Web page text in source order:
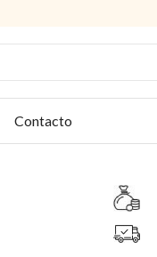
Contacto